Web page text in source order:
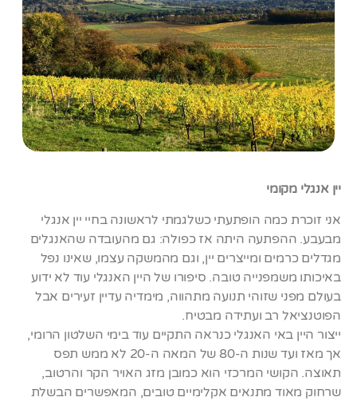
יין אנגלי מקומי
אני זוכרת כמה הופתעתי כשלגמתי לראשונה בחיי יין אנגלי
מבעבע. ההפתעה היתה אז כפולה: גם מהעובדה שהאנגלים
מגדלים כרמים ומייצרים יין, וגם מהמשקה עצמו, שאינו נפל
באיכותו משמפנייה טובה. סיפורו של היין האנגלי עוד לא ידוע
בעולם מפני שזוהי תנועה מתהווה, מימדיה עדיין זעירים אבל
הפוטנציאל רב ועתידה מבטיח.
ייצור היין באי האנגלי כנראה התקיים עוד בימי השלטון הרומי,
אך מאז ועד שנות ה-80 של המאה ה-20 לא ממש תפס
תאוצה. הקושי המרכזי הוא כמובן מזג האויר הקר והרטוב,
שרחוק מאוד מתנאים אקלימיים טובים, המאפשרים הבשלת